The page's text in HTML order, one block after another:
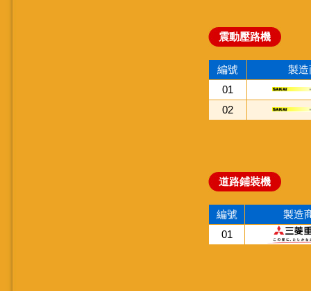
震動壓路機
編號
製造
01
02
道路鋪裝機
編號
製造
01